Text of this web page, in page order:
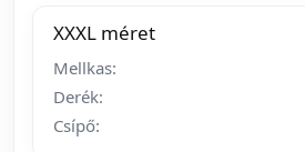
XXXL méret
Mellkas:
Derék:
Csípő: